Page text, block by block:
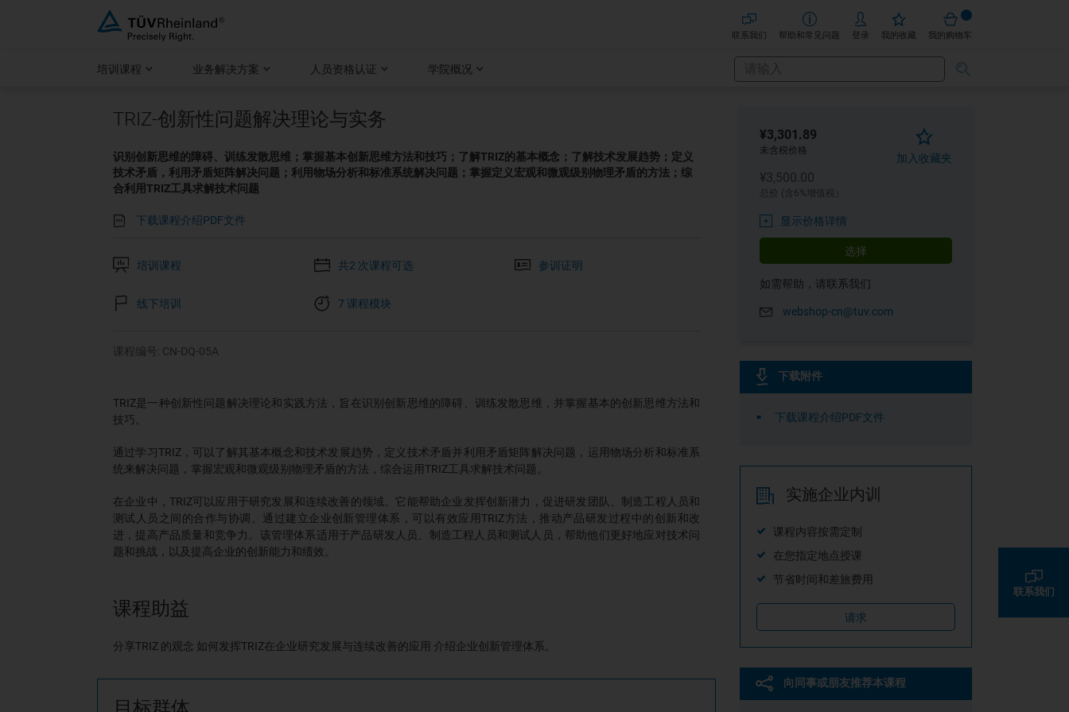
登录 我的收藏 我的购物车
帮助和常见问题
联系我们
跳
内
培训课程 业务解决方案 人员资格认证
学院概况
搜
TRIZ-创新性问题解决理论与实务
识别创新思维的障碍、训练发散思维；掌握基本创新思维方法和技巧；了解TRIZ的基本概念；了解技术发展趋势；定义
技术矛盾，利用矛盾矩阵解决问题；利用物场分析和标准系统解决问题；掌握定义宏观和微观级别物理矛盾的方法；综
合利用TRIZ工具求解技术问题
下载课程介绍PDF文件
培训课程 共2 次课程可选 参训证明
线下培训 7 课程模块
课程编号: CN-DQ-05A
TRIZ是一种创新性问题解决理论和实践方法，旨在识别创新思维的障碍、训练发散思维，并掌握基本的创新思维方法和
技巧。
通过学习TRIZ，可以了解其基本概念和技术发展趋势，定义技术矛盾并利用矛盾矩阵解决问题，运用物场分析和标准系
统来解决问题，掌握宏观和微观级别物理矛盾的方法，综合运用TRIZ工具求解技术问题。
在企业中， TRIZ可以应用于研究发展和连续改善的领域。它能帮助企业发挥创新潜力，促进研发团队、制造工程人员和
测试人员之间的合作与协调。通过建立企业创新管理体系，可以有效应用TRIZ方法，推动产品研发过程中的创新和改
进，提高产品质量和竞争力。该管理体系适用于产品研发人员、制造工程人员和测试人员，帮助他们更好地应对技术问
题和挑战，以及提高企业的创新能力和绩效。
课程助益
分享TRIZ 的观念 如何发挥TRIZ在企业研究发展与连续改善的应用 介绍企业创新管理体系。
¥3,301.89
未含税价格
¥3,500.00
总价 (含6%增值税）
加入收藏夹
显示价格详情
选择
如需帮助，请联系我们
webshop-cn@tuv.com
下载附件
下载课程介绍PDF文件
实施企业内训
课程内容按需定制
在您指定地点授课
节省时间和差旅费用
请求
向同事或朋友推荐本课程
联系我们